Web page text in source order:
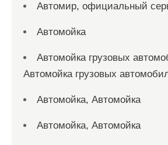
Автомир, официальный
Автомойка
Автомойка грузовых
Автомойка грузовых
Автомойка, Автомойка
Автомойка, Автомойка